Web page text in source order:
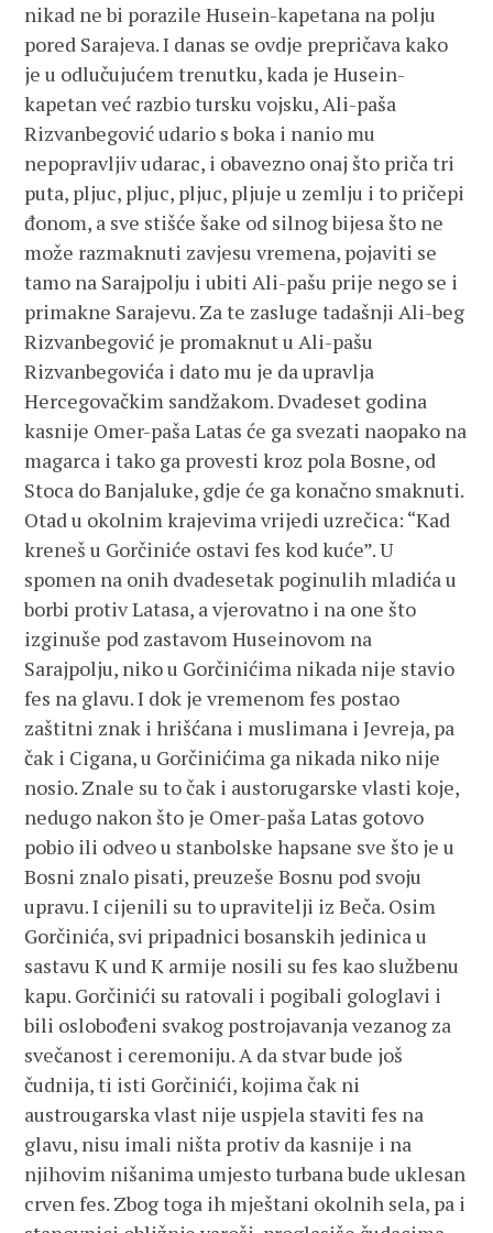
nikad ne bi porazile Husein-kapetana na polju
pored Sarajeva. I danas se ovdje prepričava kako
je u odlučujućem trenutku, kada je Husein-
kapetan već razbio tursku vojsku, Ali-paša
Rizvanbegović udario s boka i nanio mu
nepopravljiv udarac, i obavezno onaj što priča tri
puta, pljuc, pljuc, pljuc, pljuje u zemlju i to pričepi
đonom, a sve stišće šake od silnog bijesa što ne
može razmaknuti zavjesu vremena, pojaviti se
tamo na Sarajpolju i ubiti Ali-pašu prije nego se i
primakne Sarajevu. Za te zasluge tadašnji Ali-beg
Rizvanbegović je promaknut u Ali-pašu
Rizvanbegovića i dato mu je da upravlja
Hercegovačkim sandžakom. Dvadeset godina
kasnije Omer-paša Latas će ga svezati naopako na
magarca i tako ga provesti kroz pola Bosne, od
Stoca do Banjaluke, gdje će ga konačno smaknuti.
Otad u okolnim krajevima vrijedi uzrečica: “Kad
kreneš u Gorčiniće ostavi fes kod kuće”. U
spomen na onih dvadesetak poginulih mladića u
borbi protiv Latasa, a vjerovatno i na one što
izginuše pod zastavom Huseinovom na
Sarajpolju, niko u Gorčinićima nikada nije stavio
fes na glavu. I dok je vremenom fes postao
zaštitni znak i hrišćana i muslimana i Jevreja, pa
čak i Cigana, u Gorčinićima ga nikada niko nije
nosio. Znale su to čak i austorugarske vlasti koje,
nedugo nakon što je Omer-paša Latas gotovo
pobio ili odveo u stanbolske hapsane sve što je u
Bosni znalo pisati, preuzeše Bosnu pod svoju
upravu. I cijenili su to upravitelji iz Beča. Osim
Gorčinića, svi pripadnici bosanskih jedinica u
sastavu K und K armije nosili su fes kao službenu
kapu. Gorčinići su ratovali i pogibali gologlavi i
bili oslobođeni svakog postrojavanja vezanog za
svečanost i ceremoniju. A da stvar bude još
čudnija, ti isti Gorčinići, kojima čak ni
austrougarska vlast nije uspjela staviti fes na
glavu, nisu imali ništa protiv da kasnije i na
njihovim nišanima umjesto turbana bude uklesan
crven fes. Zbog toga ih mještani okolnih sela, pa i